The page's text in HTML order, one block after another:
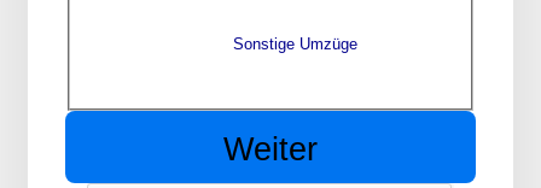
Sonstige Umzüge
Weiter